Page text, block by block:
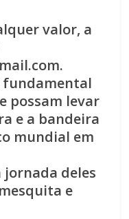
valor, a
fundamental
possam levar
e a bandeira
mundial em
jornada deles
e